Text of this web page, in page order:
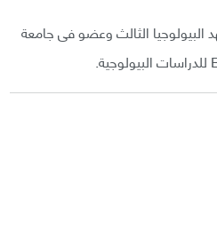
الثالث وعضو فى جامعة